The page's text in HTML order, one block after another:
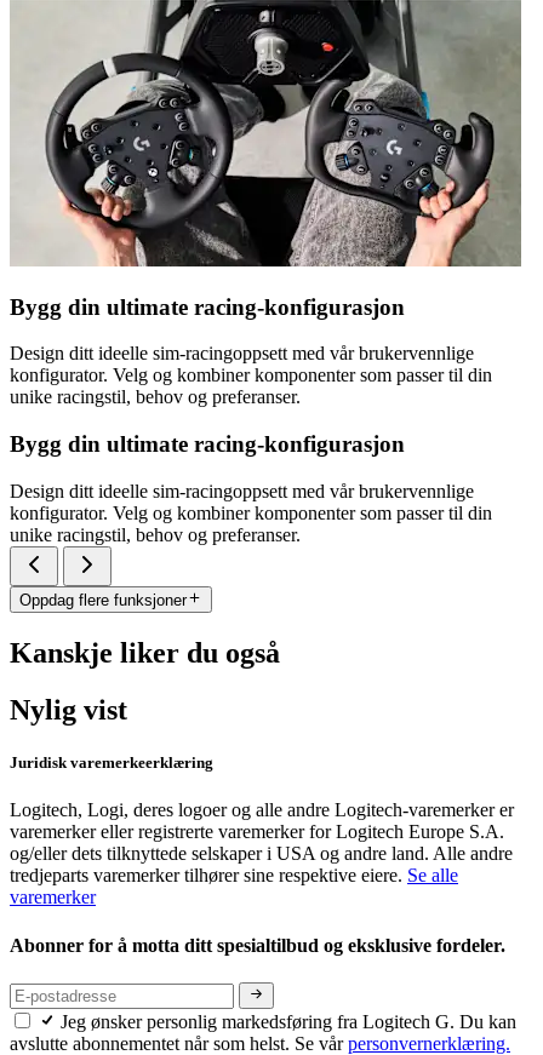
Bygg din ultimate racing-konfigurasjon
Design ditt ideelle sim-racingoppsett med vår brukervennlige
konfigurator. Velg og kombiner komponenter som passer til din
unike racingstil, behov og preferanser.
Bygg din ultimate racing-konfigurasjon
Design ditt ideelle sim-racingoppsett med vår brukervennlige
konfigurator. Velg og kombiner komponenter som passer til din
unike racingstil, behov og preferanser.
Oppdag flere funksjoner
Kanskje liker du også
Nylig vist
Juridisk varemerkeerklæring
Logitech, Logi, deres logoer og alle andre Logitech-varemerker er
varemerker eller registrerte varemerker for Logitech Europe S.A.
og/eller dets tilknyttede selskaper i USA og andre land. Alle andre
tredjeparts varemerker tilhører sine respektive eiere. Se alle
varemerker
Abonner for å motta ditt spesialtilbud og eksklusive fordeler.
Jeg ønsker personlig markedsføring fra Logitech G. Du kan
avslutte abonnementet når som helst. Se vårpersonvernerklæring.